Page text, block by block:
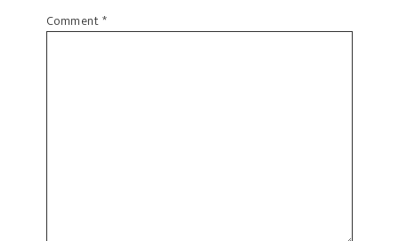
Comment*